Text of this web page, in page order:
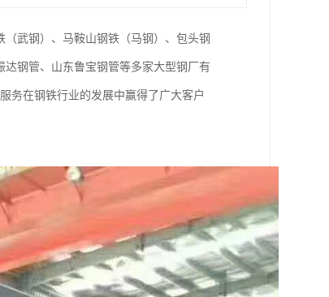
武钢）、马鞍山钢铁（马钢）、包头钢
钢管、山东鲁宝钢管等多家大型钢厂有
务在钢铁行业的发展中赢得了广大客户